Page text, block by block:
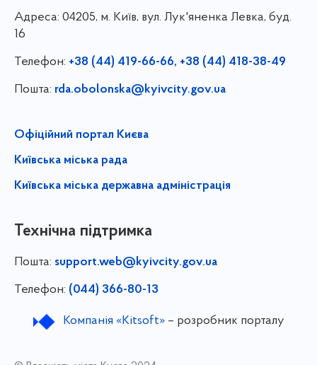
Адреса: 04205, м. Київ, вул. Лук'яненка Левка, буд.
16
Телефон: +38 (44) 419-66-66, +38 (44) 418-38-49
Пошта: rda.obolonska@kyivcity.gov.ua
Офіційний портал Києва
Київська міська рада
Київська міська державна адміністрація
Технічна підтримка
Пошта: support.web@kyivcity.gov.ua
Телефон: (044) 366-80-13
Компанія «Kitsoft»– розробник порталу